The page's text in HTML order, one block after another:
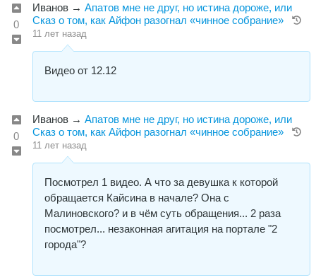
0
Иванов → Апатов мне не друг, но истина дороже, или
Сказ о том, как Айфон разогнал «чинное собрание»
11 лет назад
Видео от 12.12
0
Иванов → Апатов мне не друг, но истина дороже, или
Сказ о том, как Айфон разогнал «чинное собрание»
11 лет назад
Посмотрел 1 видео. А что за девушка к которой
обращается Кайсина в начале? Она с
Малиновского? и в чём суть обращения... 2 раза
посмотрел... незаконная агитация на портале "2
города"?